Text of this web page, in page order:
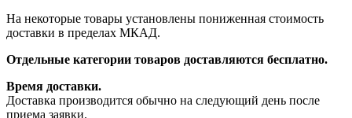
На некоторые товары установлены пониженная стоимость
доставки в пределах МКАД.
Отдельные категории товаров доставляются бесплатно.
Время доставки.
Доставка производится обычно на следующий день после
приема заявки.